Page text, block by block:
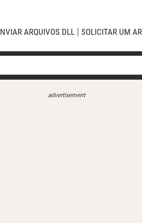
ARQUIVOS DLL SOLICITAR UM
advertisement